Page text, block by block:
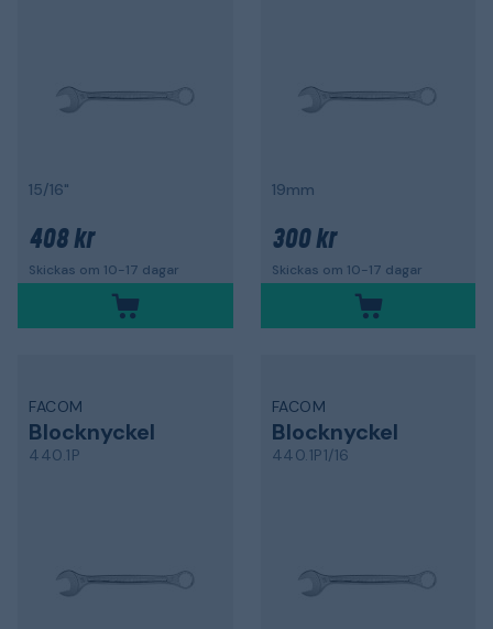
15/16"
408 kr
Skickas om 10-17 dagar
19mm
300 kr
Skickas om 10-17 dagar
FACOM
Blocknyckel
440.1P
FACOM
Blocknyckel
440.1P1/16